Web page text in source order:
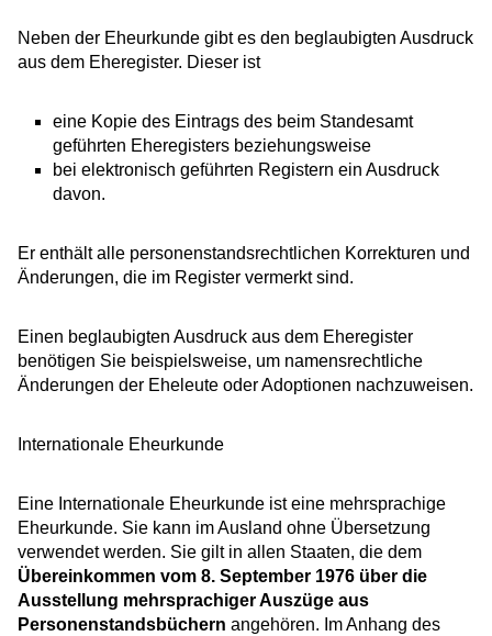
Neben der Eheurkunde gibt es den beglaubigten Ausdruck
aus dem Eheregister. Dieser ist
eine Kopie des Eintrags des beim Standesamt
geführten Eheregisters beziehungsweise
bei elektronisch geführten Registern ein Ausdruck
davon.
Er enthält alle personenstandsrechtlichen Korrekturen und
Änderungen, die im Register vermerkt sind.
Einen beglaubigten Ausdruck aus dem Eheregister
benötigen Sie beispielsweise, um namensrechtliche
Änderungen der Eheleute oder Adoptionen nachzuweisen.
Internationale Eheurkunde
Eine Internationale Eheurkunde ist eine mehrsprachige
Eheurkunde. Sie kann im Ausland ohne Übersetzung
verwendet werden. Sie gilt in allen Staaten, die dem
Übereinkommen vom 8. September 1976 über die
Ausstellung mehrsprachiger Auszüge aus
Personenstandsbüchern angehören. Im Anhang des